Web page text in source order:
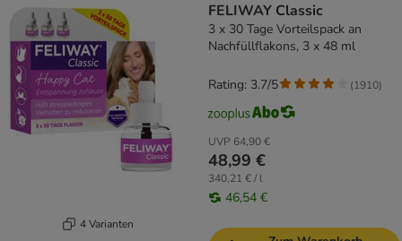
4 Varianten
FELIWAY Classic
3 x 30 Tage Vorteilspack an
Nachfüllflakons, 3 x 48 ml
UVP 64,90 €
48,99 €
340,21 € / l
46,54 €
Rating: 3.7/5 (1910)